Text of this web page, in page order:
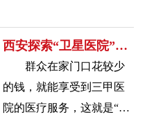
西安探索“卫星医院”模式 提升基层医疗服务水平
群众在家门口花较少
的钱，就能享受到三甲医
院的医疗服务，这就是“卫